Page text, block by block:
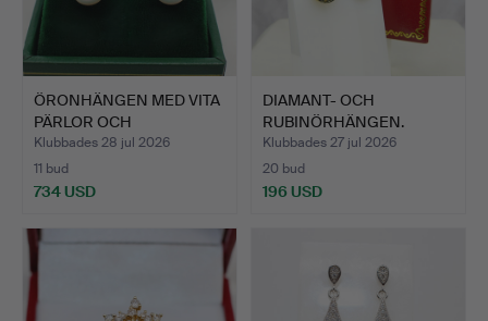
ÖRONHÄNGEN MED VITA
PÄRLOR OCH
DIAMANTER.
Klubbades 28 jul 2026
11 bud
734 USD
DIAMANT- OCH
RUBINÖRHÄNGEN.
Klubbades 27 jul 2026
20 bud
196 USD